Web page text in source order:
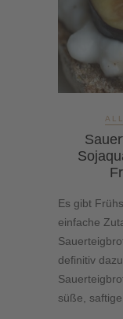
Es gibt
einfache
definitiv
süße,